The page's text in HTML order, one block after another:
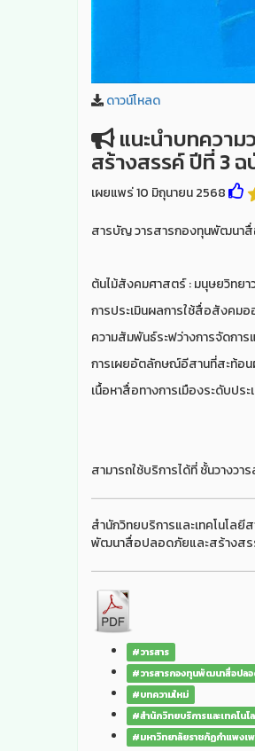
ดาวน์โหลด
แนะนำบทควา
สร้างสรรค์ ปีที่ 3
เผยแพร่ 10 มิถุนายน 2568
สารบัญ วารสารกองทุนพัฒนา
ต้นไม้สังคมศาสตร์ : มนุษยวิทยา
การประเมินผลการใช้สื่อสังคม
ความสัมพันธ์ระฟว่างการจัดกา
การเผยอัตลักษณ์อีสานที่สะท้อน
เนื้อหาสื่อทางการเมืองระดับปร
สามารถใช้บริการได้ที่ ชั้นวางว
สำนักวิทยบริการและเทคโนโลยี
พัฒนาสื่อปลอดภัยและสร้างสร
#วารสาร
#วารสารกองทุนพัฒนาสื่อปล
#บทความใหม่
#สำนักวิทยบริการและเทคโนโ
#มหาวิทยาลัยราชภัฏกำแพงเ